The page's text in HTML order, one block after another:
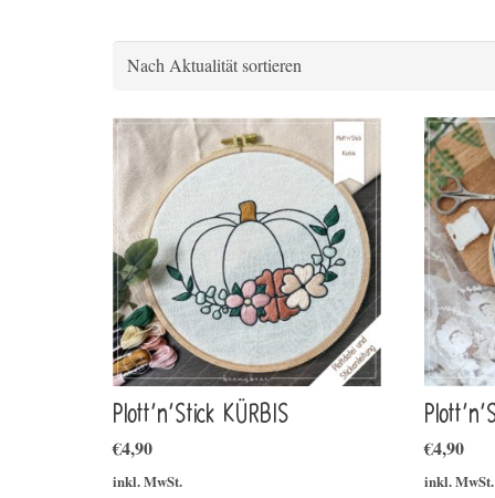
Plott’n’Stick KÜRBIS
€4,90
inkl. MwSt.
€4,90
inkl. MwSt.